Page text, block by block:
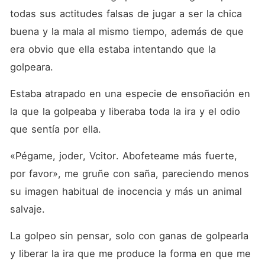
todas sus actitudes falsas de jugar a ser la chica
buena y la mala al mismo tiempo, además de que
era obvio que ella estaba intentando que la
golpeara.
Estaba atrapado en una especie de ensoñación en
la que la golpeaba y liberaba toda la ira y el odio
que sentía por ella.
«Pégame, joder, Vcitor. Abofeteame más fuerte,
por favor», me gruñe con saña, pareciendo menos
su imagen habitual de inocencia y más un animal
salvaje.
La golpeo sin pensar, solo con ganas de golpearla
y liberar la ira que me produce la forma en que me